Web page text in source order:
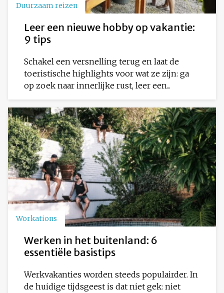
Duurzaam reizen
Leer een nieuwe hobby op vakantie:
9 tips
Schakel een versnelling terug en laat de
toeristische highlights voor wat ze zijn: ga
op zoek naar innerlijke rust, leer een...
Workations
Werken in het buitenland: 6
essentiële basistips
Werkvakanties worden steeds populairder. In
de huidige tijdsgeest is dat niet gek: niet